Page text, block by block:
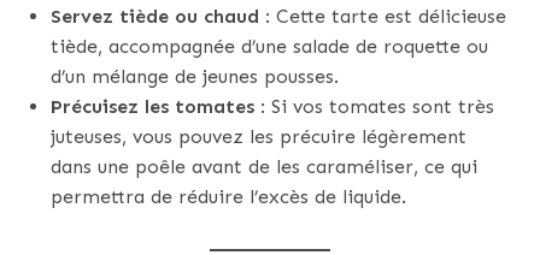
Servez tiède ou chaud : Cette tarte est délicieuse
tiède, accompagnée d’une salade de roquette ou
d’un mélange de jeunes pousses.
Précuisez les tomates : Si vos tomates sont très
juteuses, vous pouvez les précuire légèrement
dans une poêle avant de les caraméliser, ce qui
permettra de réduire l’excès de liquide.